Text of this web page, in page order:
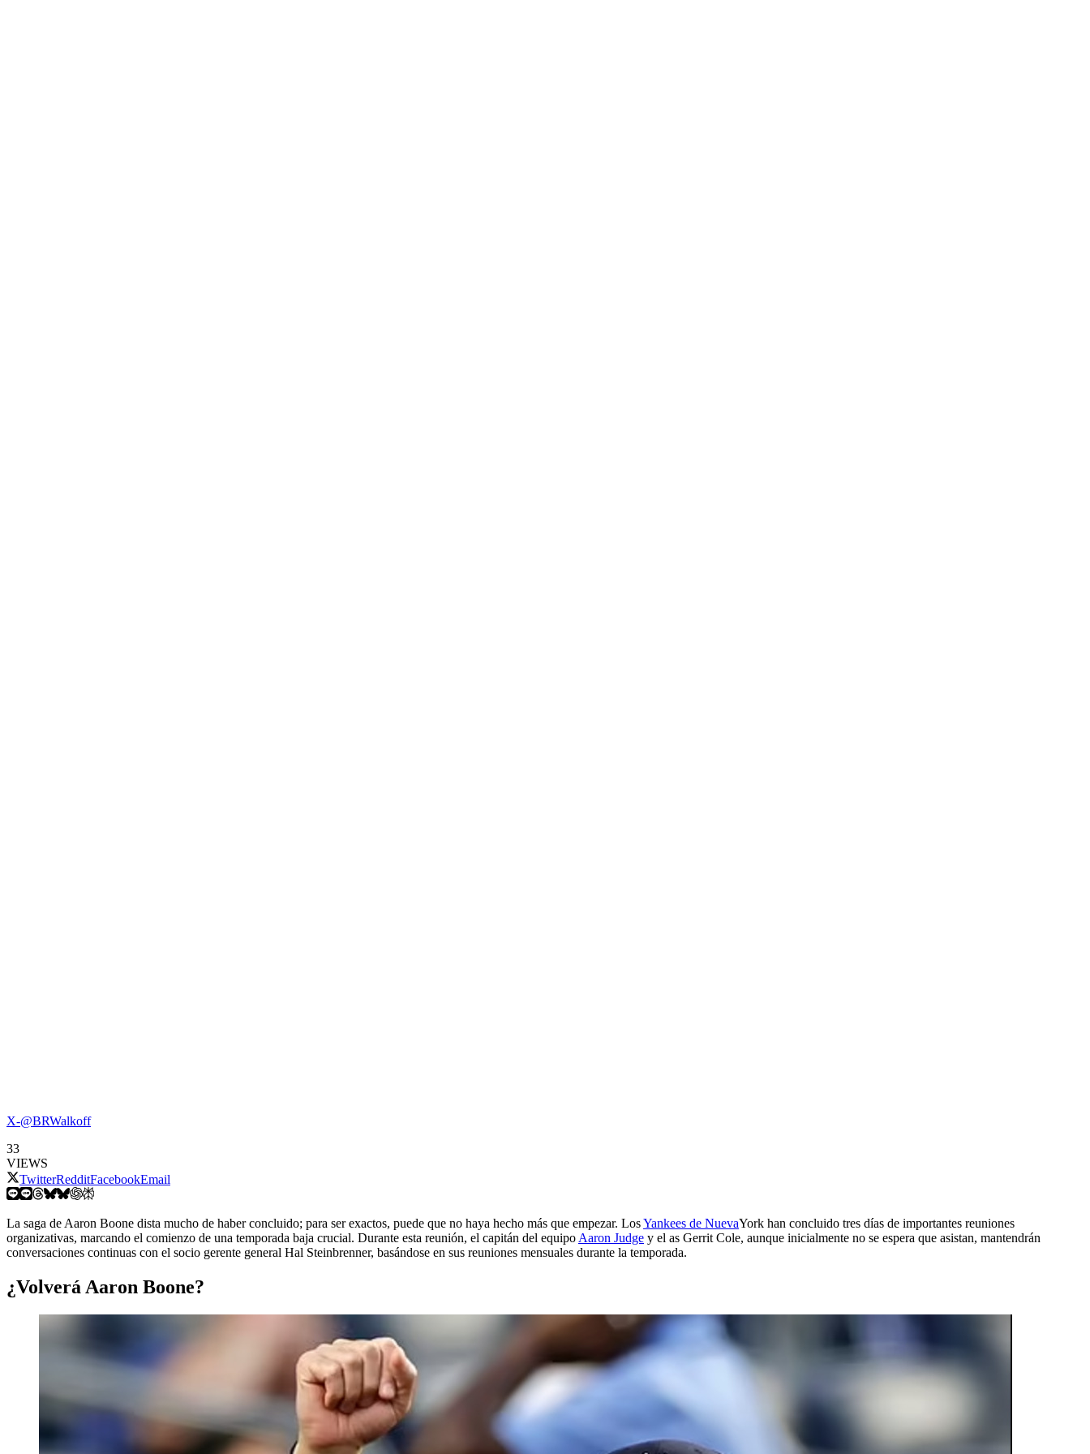
X-@BRWalkoff
33
VIEWS
TwitterRedditFacebookEmail
La saga de Aaron Boone dista mucho de haber concluido; para ser exactos, puede que no haya hecho más que empezar. LosYankees de NuevaYork han concluido tres días de importantes reuniones
organizativas, marcando el comienzo de una temporada baja crucial. Durante esta reunión, el capitán del equipo Aaron Judge y el as Gerrit Cole, aunque inicialmente no se espera que asistan, mantendrán
conversaciones continuas con el socio gerente general Hal Steinbrenner, basándose en sus reuniones mensuales durante la temporada.
¿Volverá Aaron Boone?